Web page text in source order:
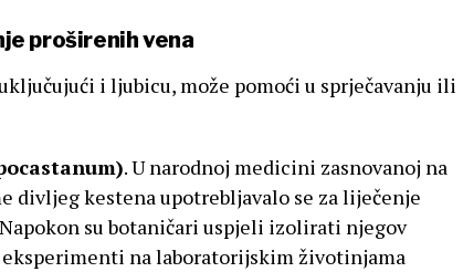
proširenih vena
i ljubicu, može pomoći u sprječavanju ili
. U narodnoj medicini zasnovanoj na
divljeg kestena upotrebljavalo se za liječenje
su botaničari uspjeli izolirati njegov
na laboratorijskim životinjama